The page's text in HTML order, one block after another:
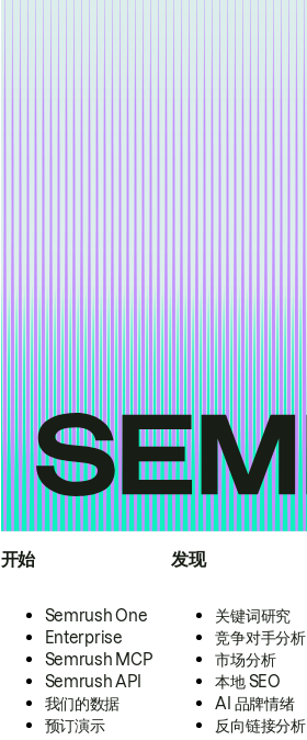
开始
Semrush One
Enterprise
Semrush MCP
Semrush API
我们的数据
预订演示
发现
关键词研究
竞争对手分析
市场分析
本地 SEO
AI 品牌情绪
反向链接分析